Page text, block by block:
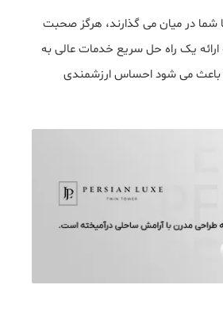
شما در میان می گذارند، هرگز صحبت
یک راه حل سریع خدمات عالی به
و باعث می شود احساس ارزشمندی